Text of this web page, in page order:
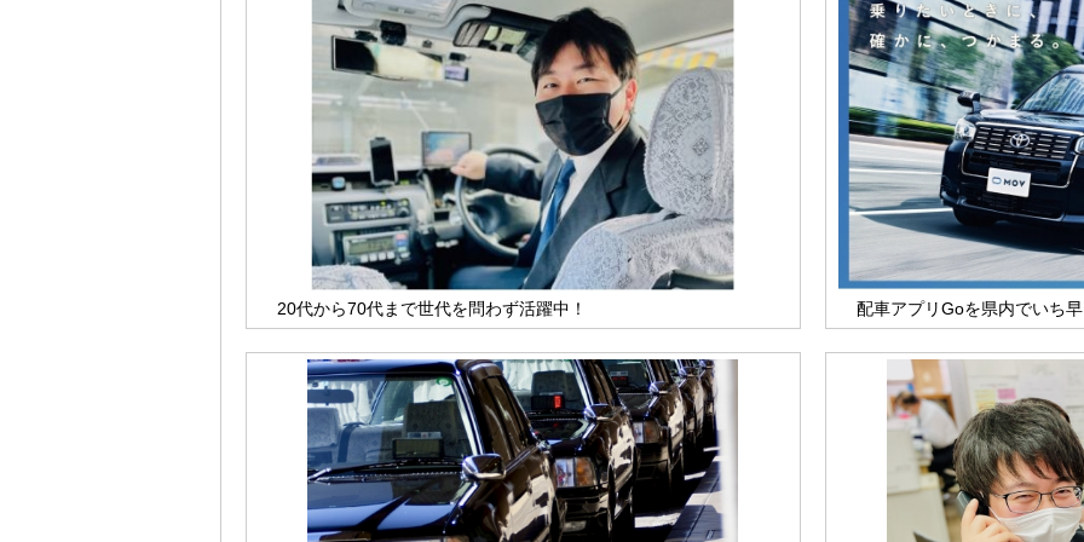
20代から70代まで世代を問わず活躍中！ 配車アプリGoを県内でいち